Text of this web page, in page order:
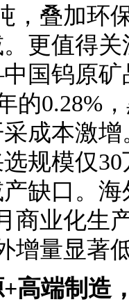
，叠加环
更值得
国钨原矿
的0.28%
成本激
规模仅
缺口。
商业化生
增量显著
高端制造